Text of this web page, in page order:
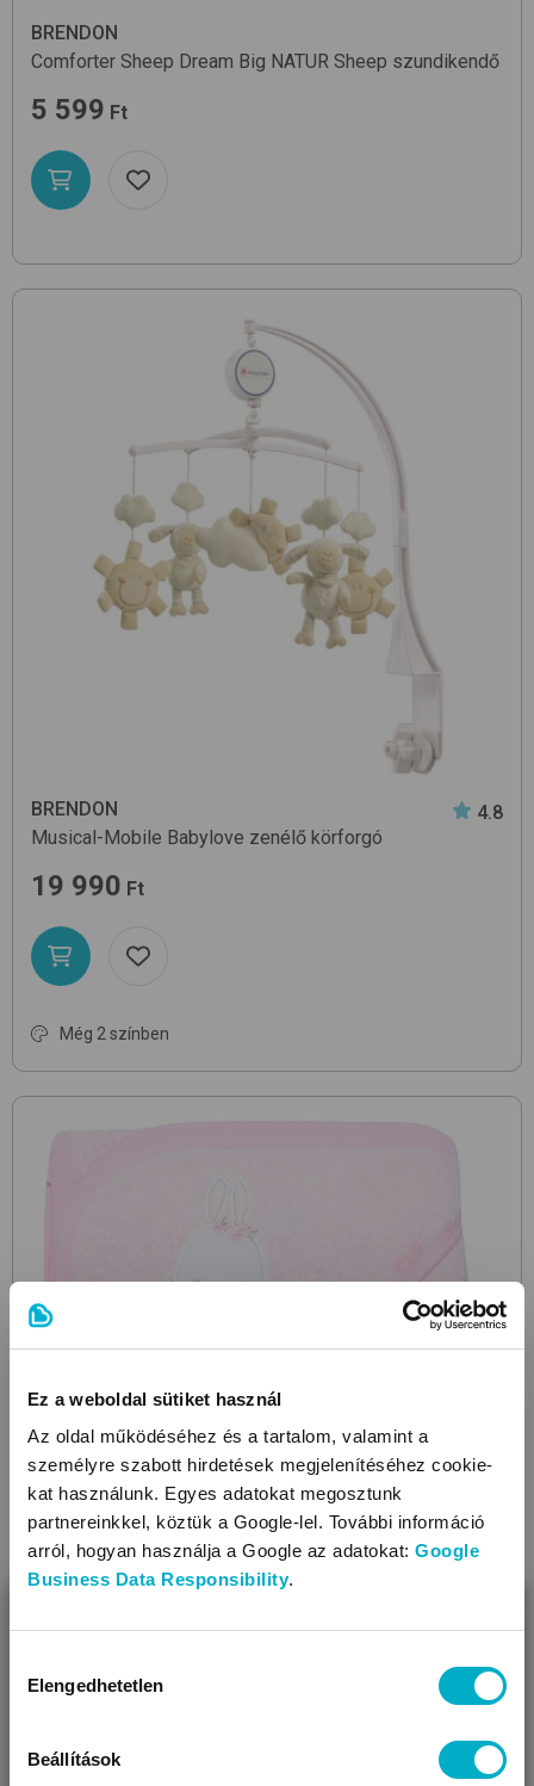
Ez a weboldal sütiket használ
Az oldal működéséhez és a tartalom, valamint a
személyre szabott hirdetések megjelenítéséhez cookie-
kat használunk. Egyes adatokat megosztunk
partnereinkkel, köztük a Google-lel. További információ
arról, hogyan használja a Google az adatokat: Google
Business Data Responsibility.
kiválasztása
Elengedhetetlen
Beállítások
BRENDON
Comforter Sheep Dream Big NATUR Sheep szundikendő
5 599 Ft
BRENDON
4.8
Musical-Mobile Babylove zenélő körforgó
19 990 Ft
Még 2 színben
6 990 FtÚgy látjuk, most jársz nálunk először!